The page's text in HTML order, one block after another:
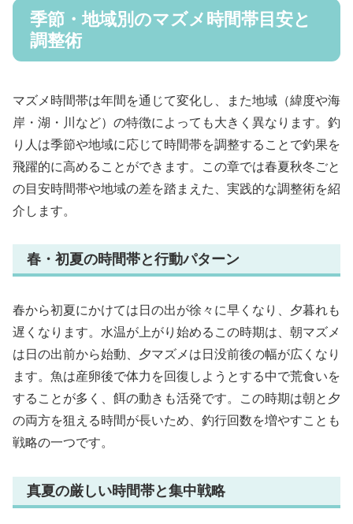
季節・地域別のマズメ時間帯目安と
調整術
マズメ時間帯は年間を通じて変化し、また地域（緯度や海
岸・湖・川など）の特徴によっても大きく異なります。釣
り人は季節や地域に応じて時間帯を調整することで釣果を
飛躍的に高めることができます。この章では春夏秋冬ごと
の目安時間帯や地域の差を踏まえた、実践的な調整術を紹
介します。
春・初夏の時間帯と行動パターン
春から初夏にかけては日の出が徐々に早くなり、夕暮れも
遅くなります。水温が上がり始めるこの時期は、朝マズメ
は日の出前から始動、夕マズメは日没前後の幅が広くなり
ます。魚は産卵後で体力を回復しようとする中で荒食いを
することが多く、餌の動きも活発です。この時期は朝と夕
の両方を狙える時間が長いため、釣行回数を増やすことも
戦略の一つです。
真夏の厳しい時間帯と集中戦略